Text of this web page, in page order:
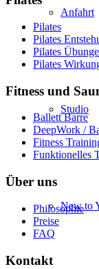
Anfahrt
Studio
New to
Pilates
Pilates
Pilates
Pilates
Fitness und
Ballett Barre
DeepWork /
Fitness
Funktionelles
Über uns
Philosophie
Preise
FAQ
Kontakt